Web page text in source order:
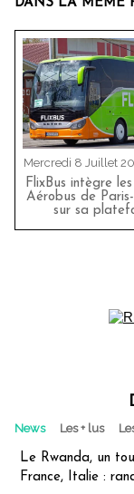
DANS LA MÊME
Mercredi 8 Juillet
FlixBus intègre
Aérobus de
sur sa
News Les + lus
Le Rwanda, un
France, Italie :